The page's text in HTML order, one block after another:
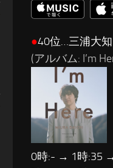
●40位…三浦大知
(アルバム: I’m
0時:- → 1時:35